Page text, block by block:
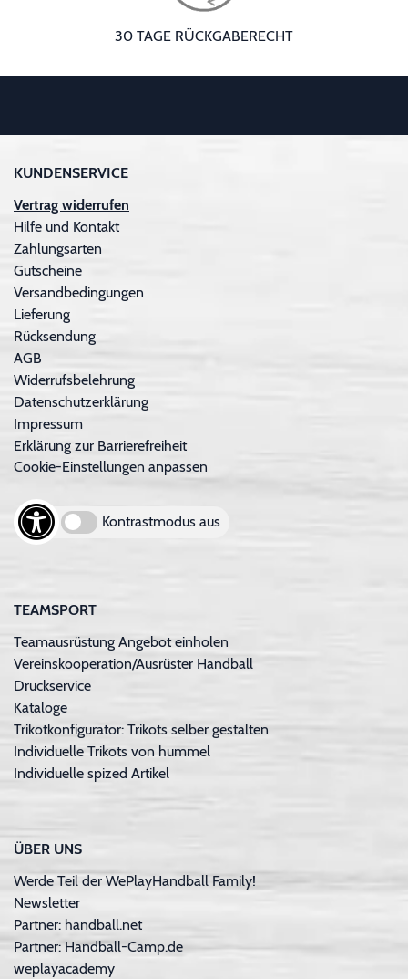
30 TAGE RÜCKGABERECHT
KUNDENSERVICE
Vertrag widerrufen
Hilfe und Kontakt
Zahlungsarten
Gutscheine
Versandbedingungen
Lieferung
Rücksendung
AGB
Widerrufsbelehrung
Datenschutzerklärung
Impressum
Erklärung zur Barrierefreiheit
Cookie-Einstellungen anpassen
Kontrastmodus aus
TEAMSPORT
Teamausrüstung Angebot einholen
Vereinskooperation/Ausrüster Handball
Druckservice
Kataloge
Trikotkonfigurator: Trikots selber gestalten
Individuelle Trikots von hummel
Individuelle spized Artikel
ÜBER UNS
Werde Teil der WePlayHandball Family!
Newsletter
Partner: handball.net
Partner: Handball-Camp.de
weplayacademy